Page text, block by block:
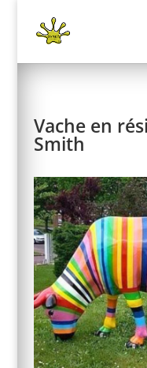
Vache en
Smith